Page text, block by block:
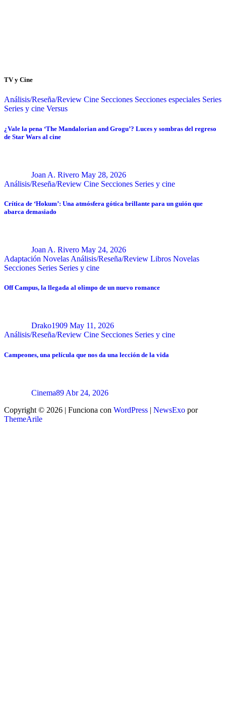
TV y Cine
Análisis/Reseña/Review Cine Secciones Secciones especiales Series
Series y cine Versus
¿Vale la pena ‘The Mandalorian and Grogu’? Luces y sombras del regreso
de Star Wars al cine
Joan A. Rivero May 28, 2026
Análisis/Reseña/Review Cine Secciones Series y cine
Crítica de ‘Hokum’: Una atmósfera gótica brillante para un guión que
abarca demasiado
Joan A. Rivero May 24, 2026
Adaptación Novelas Análisis/Reseña/Review Libros Novelas
Secciones Series Series y cine
Off Campus, la llegada al olimpo de un nuevo romance
Drako1909 May 11, 2026
Análisis/Reseña/Review Cine Secciones Series y cine
Campeones, una película que nos da una lección de la vida
Cinema89 Abr 24, 2026
Copyright © 2026 | Funciona con WordPress | NewsExo por
ThemeArile